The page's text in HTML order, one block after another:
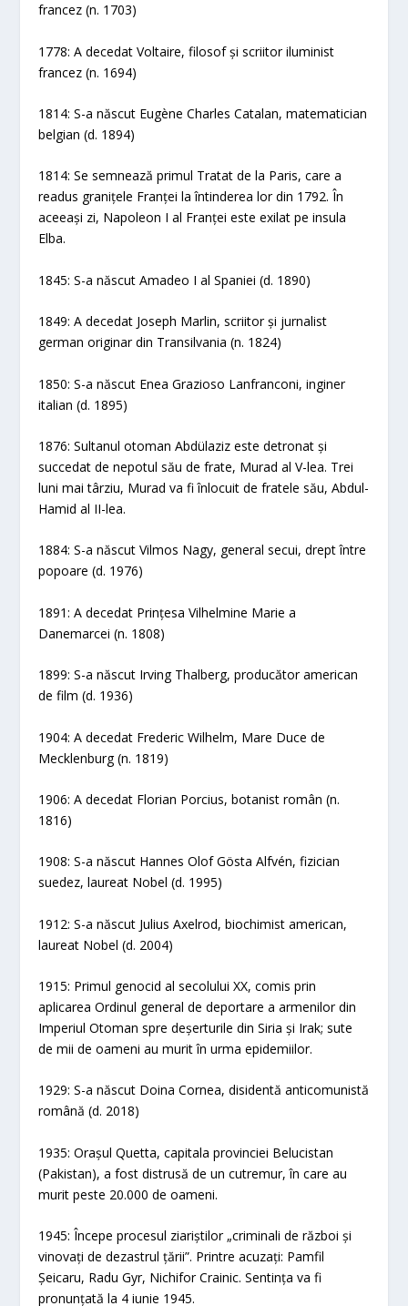
francez (n. 1703)
1778: A decedat Voltaire, filosof și scriitor iluminist
francez (n. 1694)
1814: S-a născut Eugène Charles Catalan, matematician
belgian (d. 1894)
1814: Se semnează primul Tratat de la Paris, care a
readus granițele Franței la întinderea lor din 1792. În
aceeași zi, Napoleon I al Franței este exilat pe insula
Elba.
1845: S-a născut Amadeo I al Spaniei (d. 1890)
1849: A decedat Joseph Marlin, scriitor și jurnalist
german originar din Transilvania (n. 1824)
1850: S-a născut Enea Grazioso Lanfranconi, inginer
italian (d. 1895)
1876: Sultanul otoman Abdülaziz este detronat și
succedat de nepotul său de frate, Murad al V-lea. Trei
luni mai târziu, Murad va fi înlocuit de fratele său, Abdul-
Hamid al II-lea.
1884: S-a născut Vilmos Nagy, general secui, drept între
popoare (d. 1976)
1891: A decedat Prințesa Vilhelmine Marie a
Danemarcei (n. 1808)
1899: S-a născut Irving Thalberg, producător american
de film (d. 1936)
1904: A decedat Frederic Wilhelm, Mare Duce de
Mecklenburg (n. 1819)
1906: A decedat Florian Porcius, botanist român (n.
1816)
1908: S-a născut Hannes Olof Gösta Alfvén, fizician
suedez, laureat Nobel (d. 1995)
1912: S-a născut Julius Axelrod, biochimist american,
laureat Nobel (d. 2004)
1915: Primul genocid al secolului XX, comis prin
aplicarea Ordinul general de deportare a armenilor din
Imperiul Otoman spre deșerturile din Siria și Irak; sute
de mii de oameni au murit în urma epidemiilor.
1929: S-a născut Doina Cornea, disidentă anticomunistă
română (d. 2018)
1935: Orașul Quetta, capitala provinciei Belucistan
(Pakistan), a fost distrusă de un cutremur, în care au
murit peste 20.000 de oameni.
1945: Începe procesul ziariștilor „criminali de război și
vinovați de dezastrul țării”. Printre acuzați: Pamfil
Șeicaru, Radu Gyr, Nichifor Crainic. Sentința va fi
pronunțată la 4 iunie 1945.